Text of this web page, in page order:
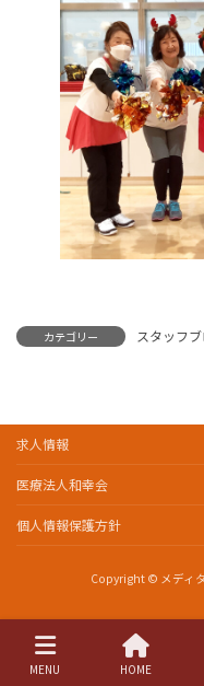
カテゴリー スタッフ
求人情報
医療法人和幸会
個人情報保護方針
Copyright © メディ
MENU HOME